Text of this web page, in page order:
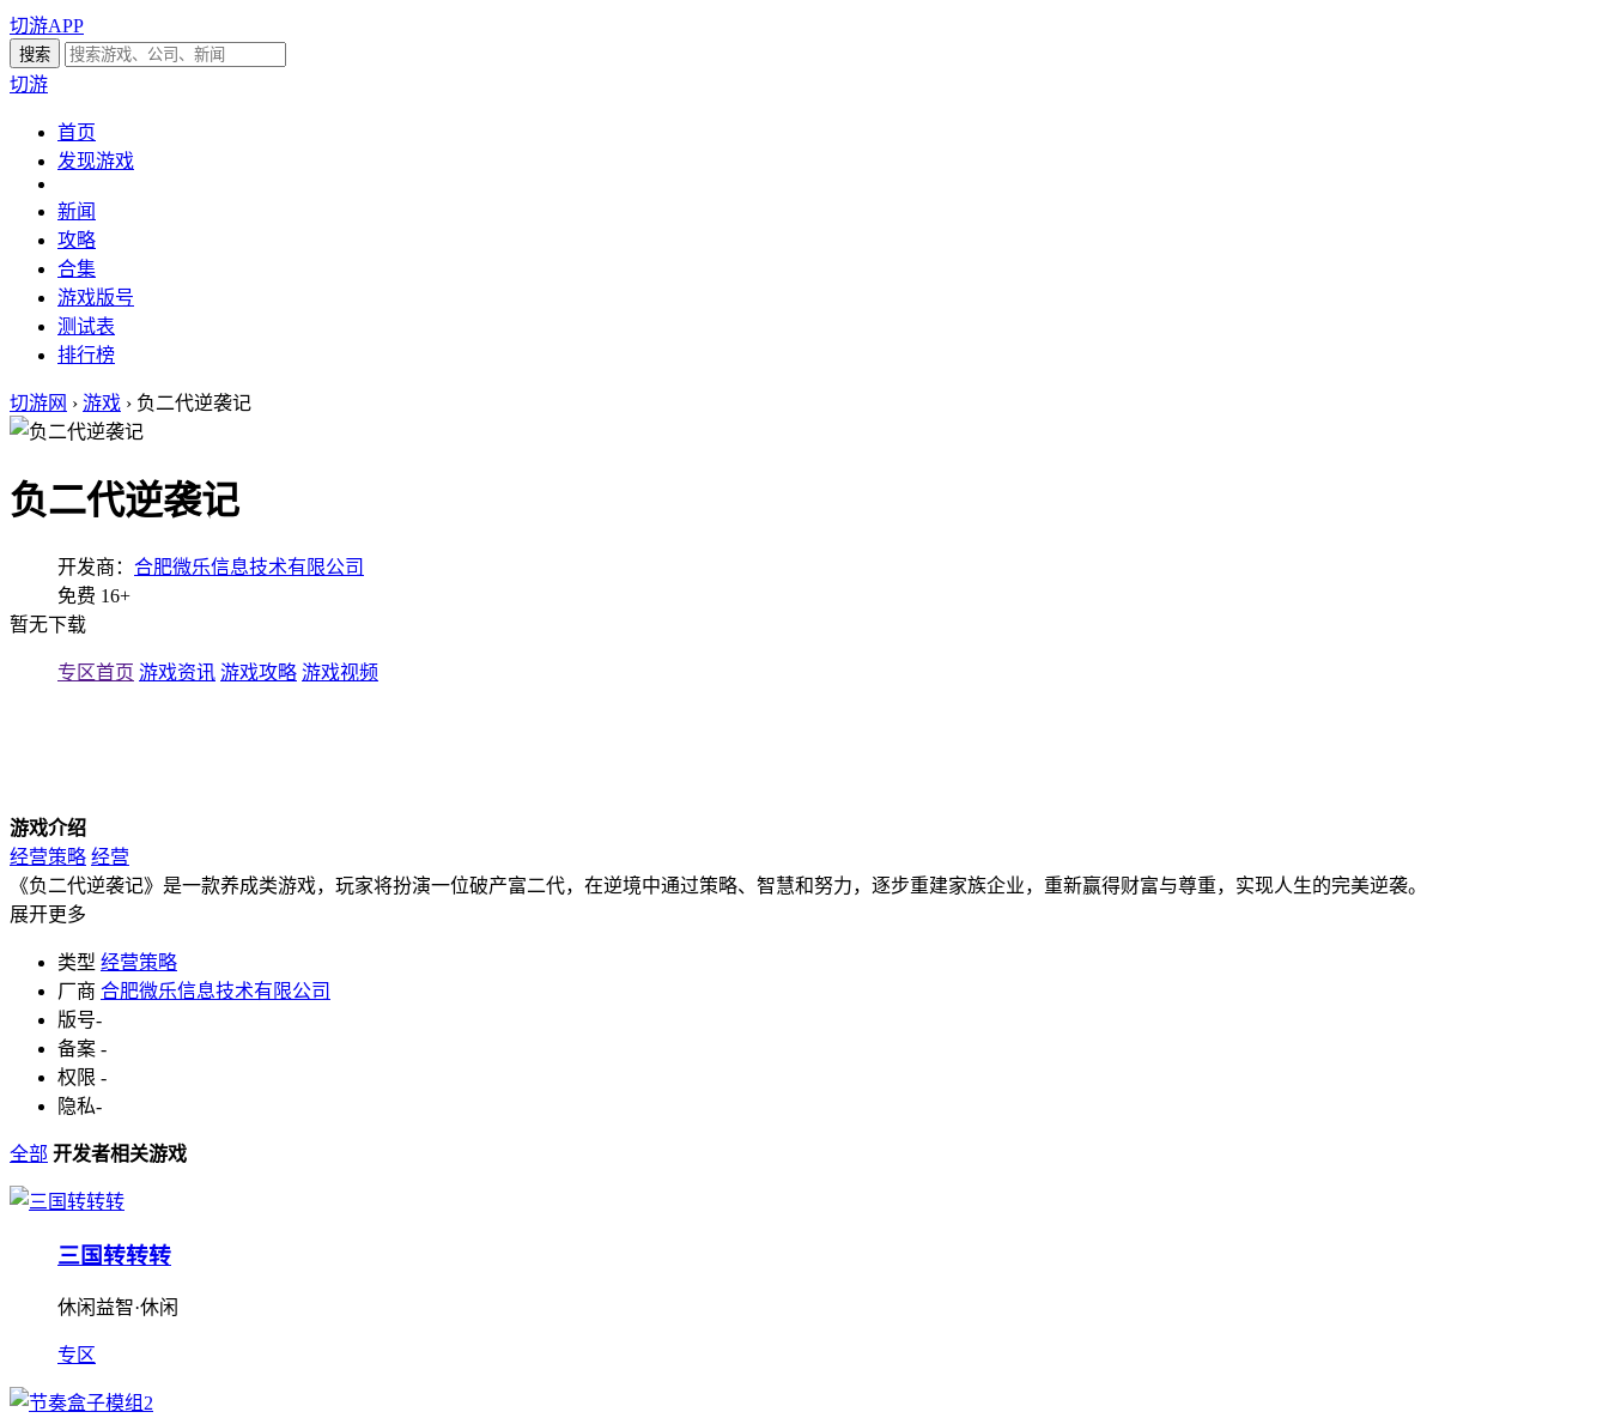
切游APP
切游
首页
发现游戏
新闻
攻略
合集
游戏版号
测试表
排行榜
切游网 › 游戏 › 负二代逆袭记
负二代逆袭记
开发商： 合肥微乐信息技术有限公司
免费 16+
暂无下载
专区首页 游戏资讯 游戏攻略 游戏视频
游戏介绍
经营策略 经营
《负二代逆袭记》是一款养成类游戏，玩家将扮演一位破产富二代，在逆境中通过策略、智慧和努力，逐步重建家族企业，重新赢得财富与尊重，实现人生的完美逆袭。
展开更多
类型 经营策略
厂商 合肥微乐信息技术有限公司
版号-
备案 -
权限 -
隐私-
全部 开发者相关游戏
三国转转转
休闲益智·休闲
专区